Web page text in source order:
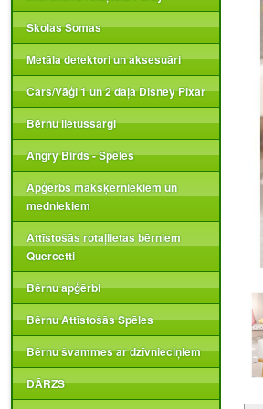
Skolas Somas
Metāla detektori un aksesuāri
Cars/Vāģi 1 un 2 daļa Disney Pixar
Bērnu lietussargi
Angry Birds - Spēles
Apģērbs makšķerniekiem un
medniekiem
Attīstošās rotaļlietas bērniem
Quercetti
Bērnu apģērbi
Bērnu Attīstošās Spēles
Bērnu švammes ar dzīvnieciņiem
DĀRZS